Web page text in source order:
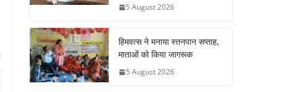
5 August 2026
हिमवत्स ने मनाया स्तनपान सप्ताह,
माताओं को किया जागरूक
5 August 2026